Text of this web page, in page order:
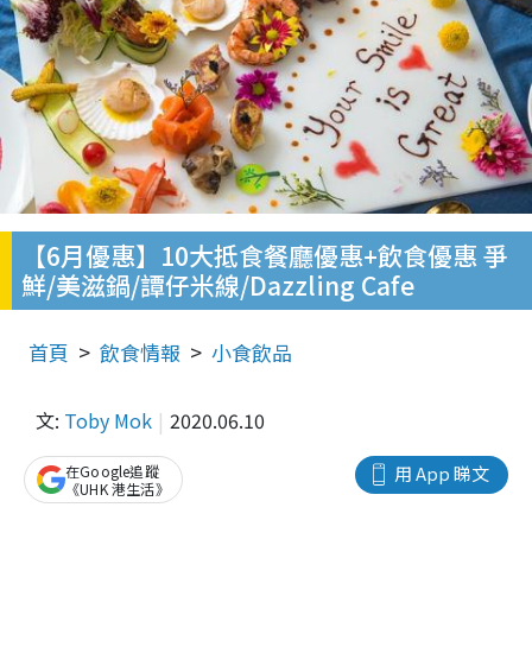
【6月優惠】10大抵食餐廳優惠+飲食優惠 爭
鮮/美滋鍋/譚仔米線/Dazzling Cafe
首頁 飲食情報 小食飲品
文: Toby Mok 2020.06.10
用 App 睇文
在Google追蹤
《UHK 港生活》